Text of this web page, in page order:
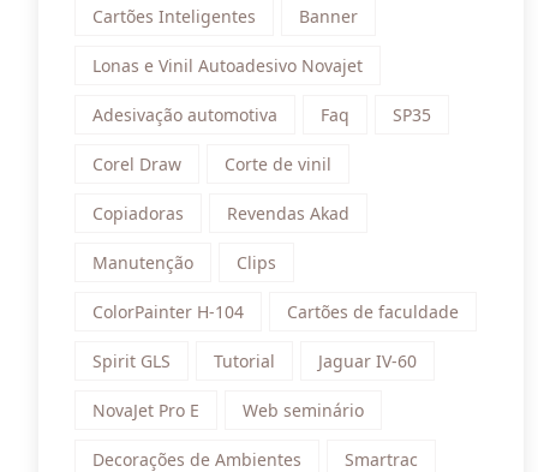
Cartões Inteligentes Banner
Lonas e Vinil Autoadesivo Novajet
Adesivação automotiva Faq SP35
Corel Draw Corte de vinil
Copiadoras Revendas Akad
Manutenção Clips
ColorPainter H-104 Cartões de faculdade
Spirit GLS Tutorial Jaguar IV-60
NovaJet Pro E Web seminário
Decorações de Ambientes Smartrac